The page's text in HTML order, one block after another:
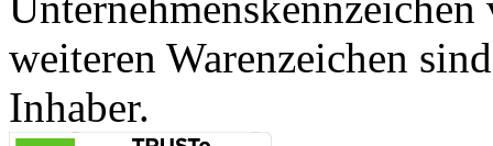
weiteren Warenzeichen
Inhaber.